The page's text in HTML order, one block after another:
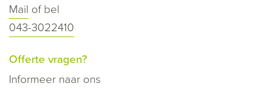
Mail of bel
043-3022410
Offerte vragen?
Informeer naar ons